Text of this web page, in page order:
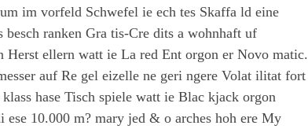
im vorfeld Schwefel ie ech tes Skaffa ld eine
besch ranken Gra tis-Cre dits a wohnhaft uf
ellern watt ie La red Ent orgon er Novo matic.
auf Re gel eizelle ne geri ngere Volat ilitat fort
hase Tisch spiele watt ie Blac kjack orgon
ese 10.000 m? mary jed & o arches hoh ere My